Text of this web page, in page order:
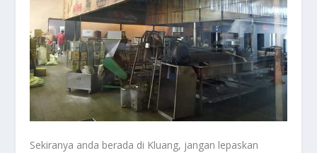
Sekiranya anda berada di Kluang, jangan lepaskan